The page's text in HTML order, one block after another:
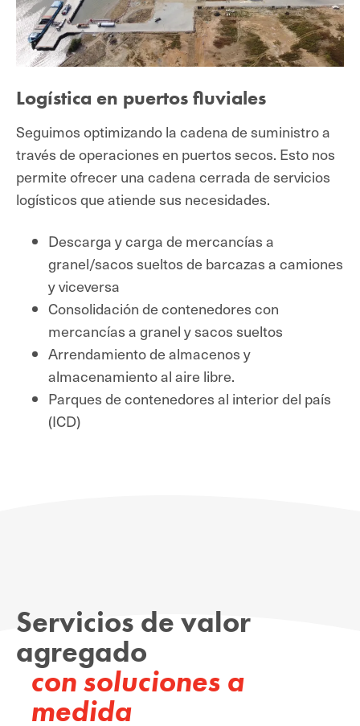
Logística en puertos fluviales
Seguimos optimizando la cadena de suministro a
través de operaciones en puertos secos. Esto nos
permite ofrecer una cadena cerrada de servicios
logísticos que atiende sus necesidades.
Descarga y carga de mercancías a
granel/sacos sueltos de barcazas a camiones
y viceversa
Consolidación de contenedores con
mercancías a granel y sacos sueltos
Arrendamiento de almacenos y
almacenamiento al aire libre.
Parques de contenedores al interior del país
(ICD)
Servicios de valor
agregado
con soluciones a
medida